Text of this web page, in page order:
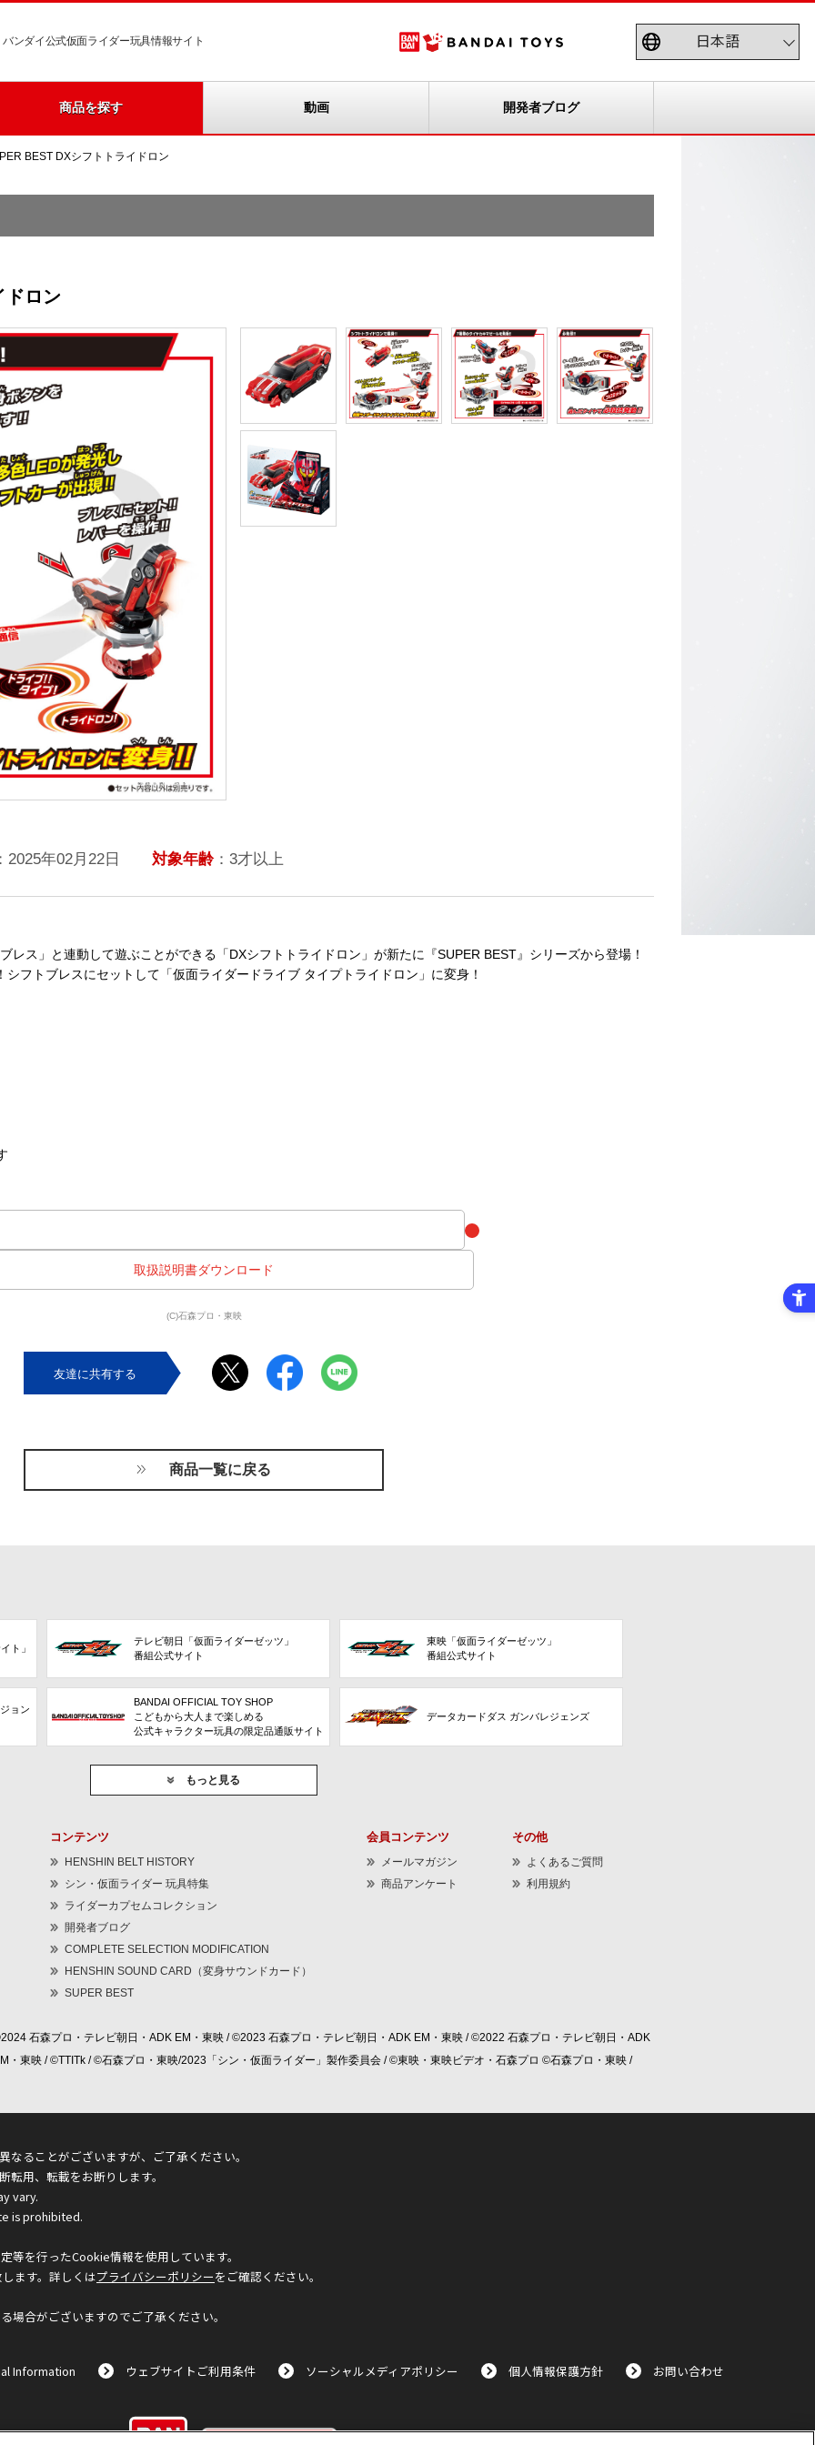
バンダイ公式仮面ライダー玩具情報サイト
商品を探す 動画 開発者ブログ
BEST DXシフトトライドロン
ドロン
：2025年02月22日 対象年齢：3才以上
レス」と連動して遊ぶことができる「DXシフトトライドロン」が新たに『SUPER BEST』シリーズから登場！
フトブレスにセットして「仮面ライダードライブ タイプトライドロン」に変身！
取扱説明書ダウンロード
(C)石森プロ・東映
友達に共有する
商品一覧に戻る
ト」
テレビ朝日「仮面ライダーゼッツ」
番組公式サイト
東映「仮面ライダーゼッツ」
番組公式サイト
ョン
BANDAI OFFICIAL TOY SHOP
こどもから大人まで楽しめる
公式キャラクター玩具の限定品通販サイト
データカードダス ガンバレジェンズ
もっと見る
コンテンツ
HENSHIN BELT HISTORY
シン・仮面ライダー 玩具特集
ライダーカプセムコレクション
開発者ブログ
COMPLETE SELECTION MODIFICATION
HENSHIN SOUND CARD（変身サウンドカード）
SUPER BEST
会員コンテンツ
メールマガジン
商品アンケート
その他
よくあるご質問
利用規約
石森プロ・テレビ朝日・ADK EM・東映 / ©2023 石森プロ・テレビ朝日・ADK EM・東映 / ©2022 石森プロ・テレビ朝日・ADK
・東映 / ©TTITk / ©石森プロ・東映/2023「シン・仮面ライダー」製作委員会 / ©東映・東映ビデオ・石森プロ ©石森プロ・東映 /
ることがございますが、ご了承ください。
用、転載をお断りします。
vary.
is prohibited.
を行ったCookie情報を使用しています。
ます。詳しくはプライバシーポリシーをご確認ください。
合がございますのでご了承ください。
Information ウェブサイトご利用条件 ソーシャルメディアポリシー 個人情報保護方針 お問い合わせ